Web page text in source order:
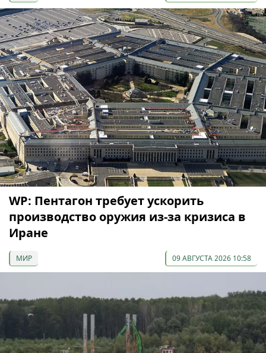
WP: Пентагон требует ускорить
производство оружия из-за кризиса в
Иране
МИР 09 АВГУСТА 2026 10:58